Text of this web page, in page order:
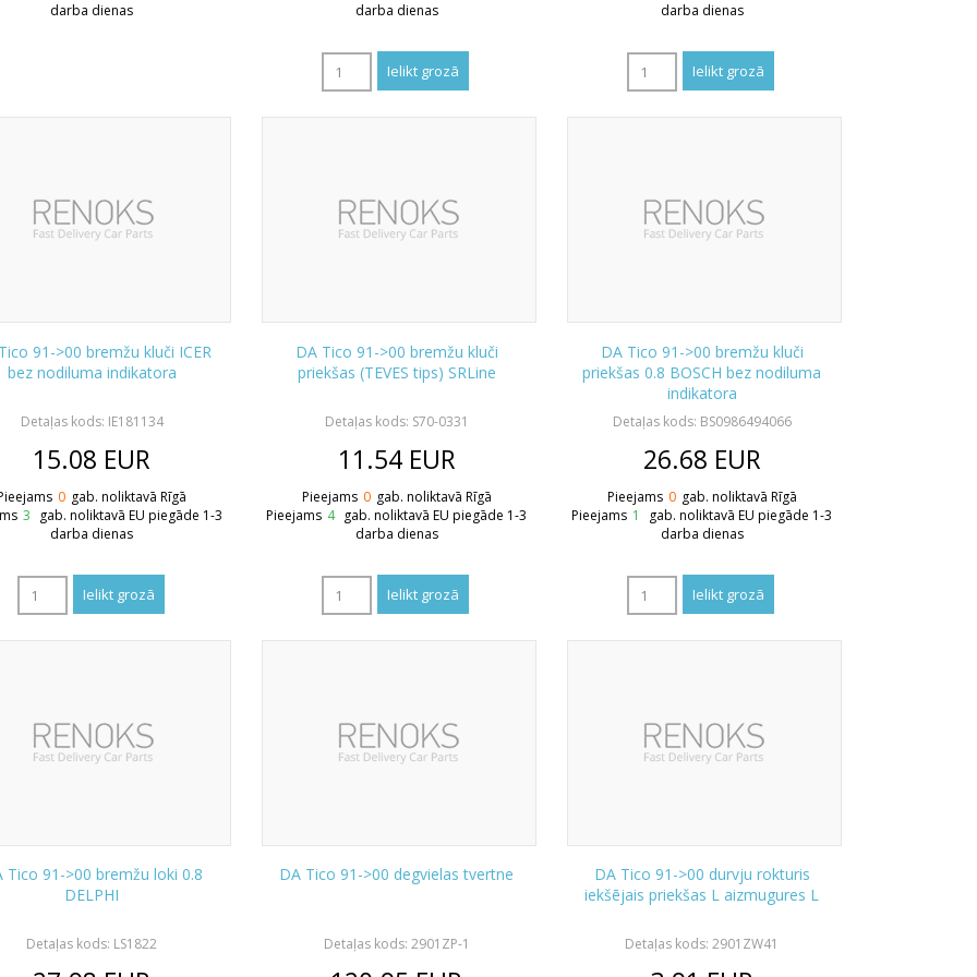
darba dienas
darba dienas
darba dienas
91->00 bremžu kluči ICER
bez nodiluma indikatora
Detaļas kods: IE181134
15.08 EUR
0 gab. noliktavā Rīgā
3
gab. noliktavā EU piegāde 1-3
darba dienas
DA Tico 91->00 bremžu kluči
priekšas (TEVES tips) SRLine
Detaļas kods: S70-0331
11.54 EUR
Pieejams 0 gab. noliktavā Rīgā
Pieejams 4 gab. noliktavā EU piegāde 1-3
darba dienas
DA Tico 91->00 bremžu kluči
priekšas 0.8 BOSCH bez nodiluma
indikatora
Detaļas kods: BS0986494066
26.68 EUR
Pieejams 0 gab. noliktavā Rīgā
Pieejams 1
gab. noliktavā EU piegāde 1-3
darba dienas
Tico 91->00 bremžu loki 0.8
DELPHI
Detaļas kods: LS1822
DA Tico 91->00 degvielas tvertne
Detaļas kods: 2901ZP-1
DA Tico 91->00 durvju rokturis
iekšējais priekšas L aizmugures L
Detaļas kods: 2901ZW41